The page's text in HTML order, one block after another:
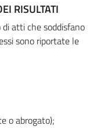
RISULTATI
atti che soddisfano
sono riportate le
o abrogato);